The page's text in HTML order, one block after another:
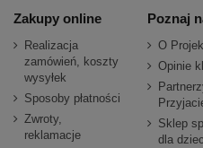
Zakupy online
Realizacja
zamówień, koszty
wysyłek
Sposoby płatności
Zwroty,
reklamacje
Poznaj
O
Opinie
Sklep
dla